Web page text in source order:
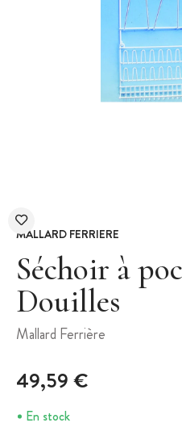
MALLARD FERRIERE
Séchoir à
Douilles
Mallard Ferrière
49,59 €
En stock